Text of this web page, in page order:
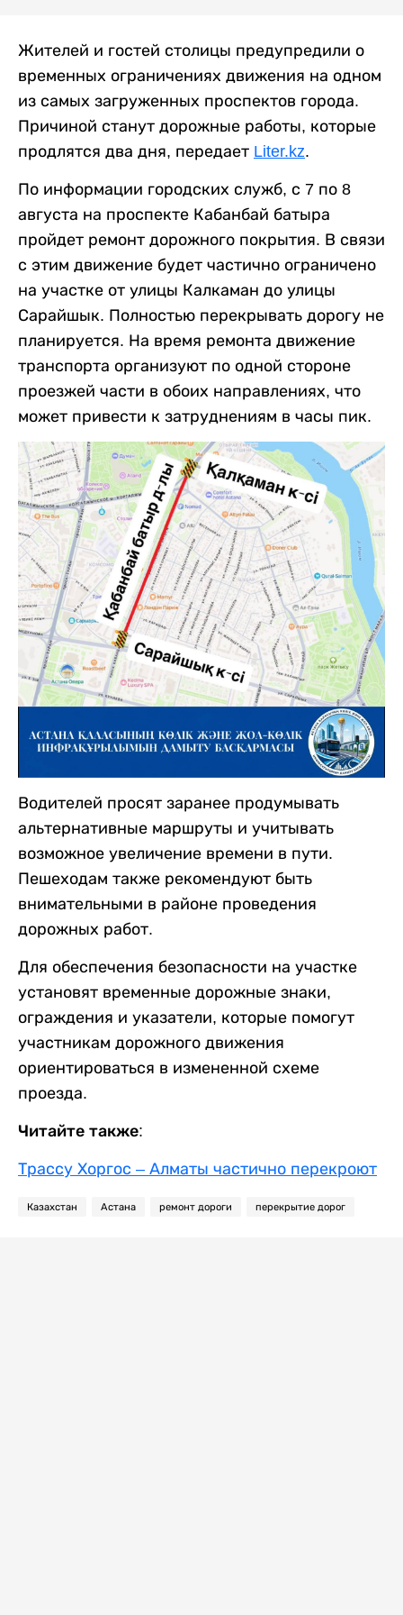
Жителей и гостей столицы предупредили о
временных ограничениях движения на одном
из самых загруженных проспектов города.
Причиной станут дорожные работы, которые
продлятся два дня, передает Liter.kz.
По информации городских служб, с 7 по 8
августа на проспекте Кабанбай батыра
пройдет ремонт дорожного покрытия. В связи
с этим движение будет частично ограничено
на участке от улицы Калкаман до улицы
Сарайшык. Полностью перекрывать дорогу не
планируется. На время ремонта движение
транспорта организуют по одной стороне
проезжей части в обоих направлениях, что
может привести к затруднениям в часы пик.
Водителей просят заранее продумывать
альтернативные маршруты и учитывать
возможное увеличение времени в пути.
Пешеходам также рекомендуют быть
внимательными в районе проведения
дорожных работ.
Для обеспечения безопасности на участке
установят временные дорожные знаки,
ограждения и указатели, которые помогут
участникам дорожного движения
ориентироваться в измененной схеме
проезда.
Читайте также:
Трассу Хоргос – Алматы частично перекроют
Казахстан Астана ремонт дороги перекрытие дорог